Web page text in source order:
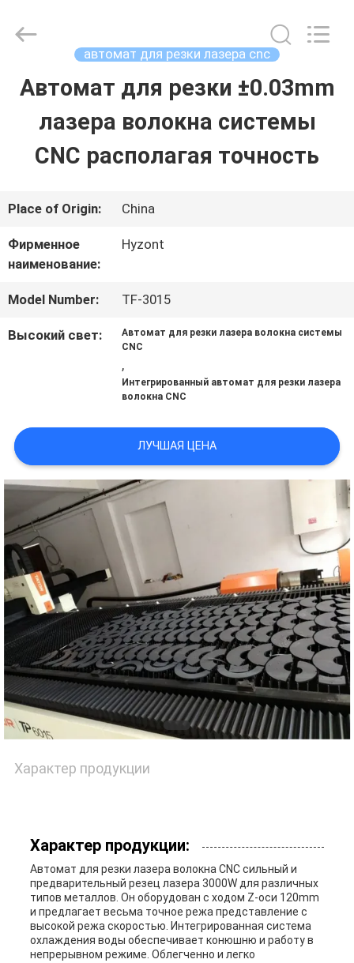
ДОМ
ПРОДУКТЫ
ВИДЕО
О
НАС
ПУТЕШЕСТВИЕ
ПРОВЕРКА
КАЧЕСТВА
СПРОСИТЕ
ЦИТАТУ
КАРТА
САЙТА
ПОЛИТИКА
Industrial
Technologies
Rights
Reserved.
автомат для резки лазера cnc
Автомат для резки ±0.03mm
лазера волокна системы
CNC располагая точность
Place of Origin: China
Фирменное
наименование:
Hyzont
Model Number: TF-3015
Высокий свет:
Автомат для резки лазера волокна системы
CNC
,
Интегрированный автомат для резки лазера
волокна CNC
ЛУЧШАЯ ЦЕНА
Характер продукции
Характер продукции:
Автомат для резки лазера волокна CNC сильный и
предварительный резец лазера 3000W для различных
типов металлов. Он оборудован с ходом Z-оси 120mm
и предлагает весьма точное режа представление с
высокой режа скоростью. Интегрированная система
охлаждения воды обеспечивает конюшню и работу в
непрерывном режиме. Облегченно и легко